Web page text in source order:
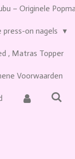
– Originele
on nagels
, Matras Topper
Voorwaarden